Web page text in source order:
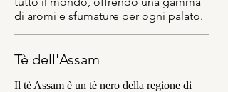
di aromi e sfumature per ogni palato.
Tè dell'Assam
Il tè Assam è un tè nero della regione di